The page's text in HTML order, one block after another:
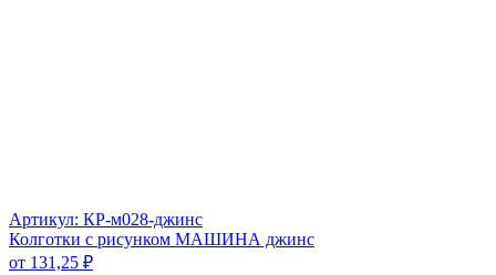
Артикул: КР-м028-джинс
Колготки с рисунком МАШИНА джинс
от 131,25 ₽